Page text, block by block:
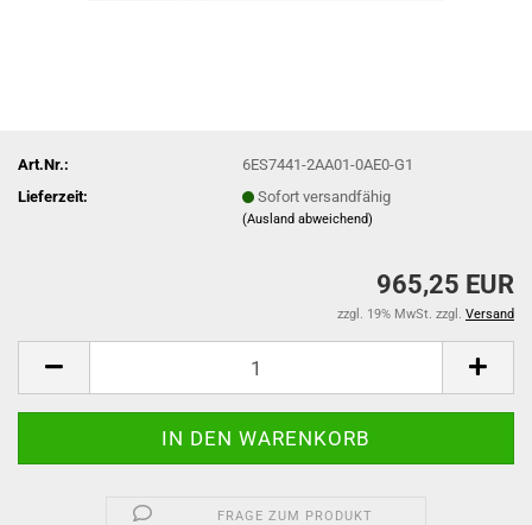
Art.Nr.:
6ES7441-2AA01-0AE0-G1
Lieferzeit:
Sofort versandfähig
(Ausland abweichend)
965,25 EUR
zzgl. 19% MwSt. zzgl. Versand
FRAGE ZUM PRODUKT